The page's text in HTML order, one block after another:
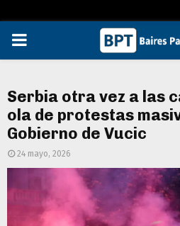
PRIMARY
Serbia otra vez a las
ola de protestas
Gobierno de Vucic
24 mayo, 2026